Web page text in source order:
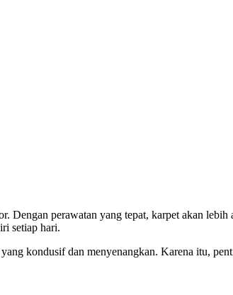
Dengan perawatan yang tepat, karpet akan
setiap hari.
kondusif dan menyenangkan. Karena itu,